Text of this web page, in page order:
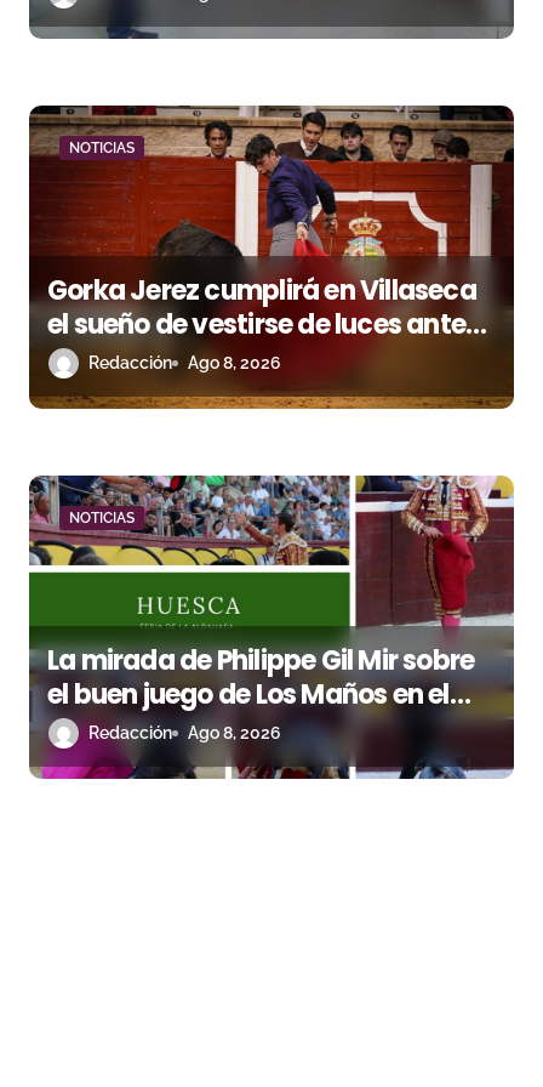
r
d
s
NOTICIAS
Gorka Jerez cumplirá en Villaseca
el sueño de vestirse de luces ante
los suyos
Redacción Ago 8, 2026
NOTICIAS
La mirada de Philippe Gil Mir sobre
el buen juego de Los Maños en el
arranque de Huesca
Redacción Ago 8, 2026